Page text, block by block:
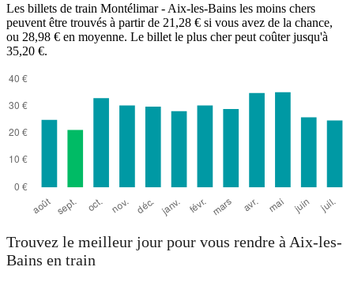
Les billets de train Montélimar - Aix-les-Bains les moins chers
peuvent être trouvés à partir de 21,28 € si vous avez de la chance,
ou 28,98 € en moyenne. Le billet le plus cher peut coûter jusqu'à
35,20 €.
Trouvez le meilleur jour pour vous rendre à Aix-les-
Bains en train